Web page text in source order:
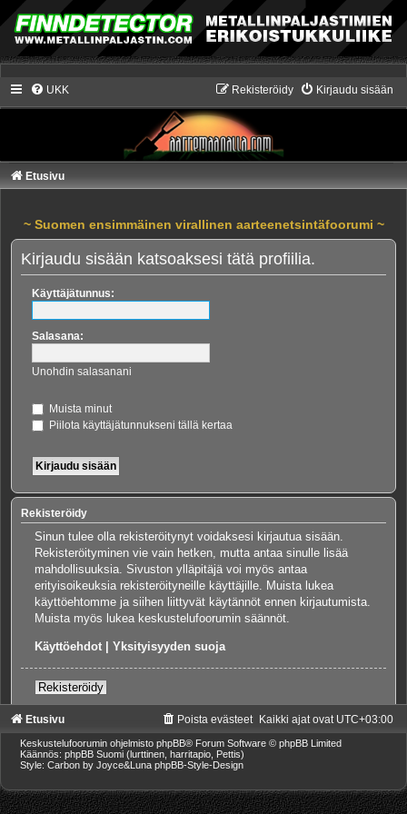
UKK Kirjaudu sisään
Rekisteröidy
Etusivu
~ Suomen ensimmäinen virallinen aarteenetsintäfoorumi ~
Kirjaudu sisään katsoaksesi tätä profiilia.
Käyttäjätunnus:
Salasana:
Unohdin salasanani
Muista minut
Piilota käyttäjätunnukseni tällä kertaa
Rekisteröidy
Sinun tulee olla rekisteröitynyt voidaksesi kirjautua sisään.
Rekisteröityminen vie vain hetken, mutta antaa sinulle lisää
mahdollisuuksia. Sivuston ylläpitäjä voi myös antaa
erityisoikeuksia rekisteröityneille käyttäjille. Muista lukea
käyttöehtomme ja siihen liittyvät käytännöt ennen kirjautumista.
Muista myös lukea keskustelufoorumin säännöt.
Käyttöehdot| Yksityisyyden suoja
Rekisteröidy
Etusivu Kaikki ajat ovat UTC+03:00
Poista evästeet
Keskustelufoorumin ohjelmisto phpBB® Forum Software © phpBB Limited
Käännös: phpBB Suomi (lurttinen, harritapio, Pettis)
Style: Carbon by Joyce&Luna phpBB-Style-Design